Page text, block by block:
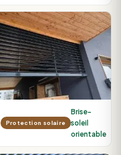
Protection solaire
Brise-
soleil
orientable